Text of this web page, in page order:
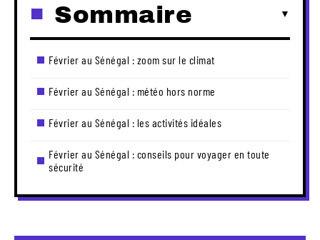
Sommaire
Février au Sénégal : zoom sur le climat
Février au Sénégal : météo hors norme
Février au Sénégal : les activités idéales
Février au Sénégal : conseils pour voyager en toute
sécurité